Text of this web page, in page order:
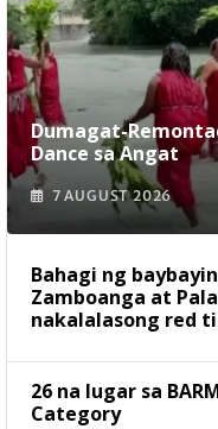
Dumagat-
Dance sa Angat
7 AUGUST 2026
Bahagi ng
Zamboanga at
nakalalasong red
26 na lugar sa
Category